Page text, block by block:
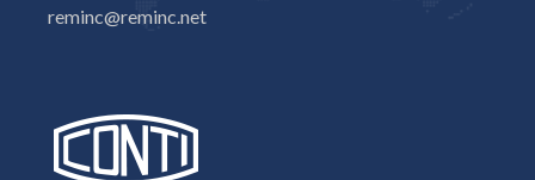
reminc@reminc.net